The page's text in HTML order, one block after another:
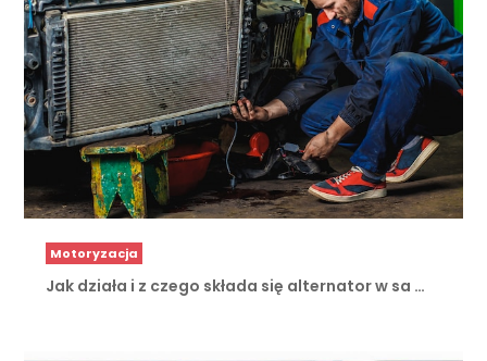
Motoryzacja
Jak działa i z czego składa się alternator w sa …